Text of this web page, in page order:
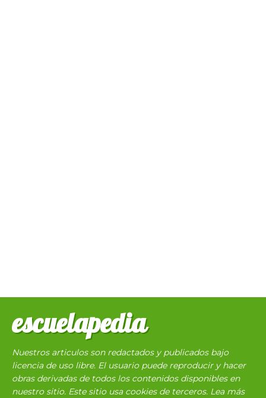
escuelapedia
Nuestros articulos son redactados y publicados bajo
licencia de uso libre. El usuario puede reproducir y hacer
obras derivadas de todos los contenidos disponibles en
nuestro sitio. Este sitio usa cookies de terceros. Lea más